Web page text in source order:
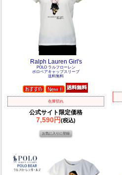
Ralph Lauren Girl's
POLO ラルフローレン
ポロベアキャップスリーブ
送料無料
在庫切れ
公式サイト限定価格
7,590円(税込)